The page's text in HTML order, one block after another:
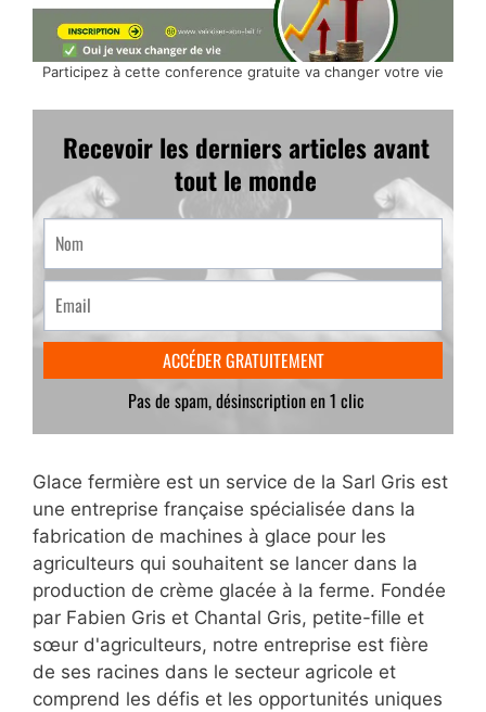
Participez à cette conference gratuite va changer votre vie
Glace fermière est un service de la Sarl Gris est
une entreprise française spécialisée dans la
fabrication de machines à glace pour les
agriculteurs qui souhaitent se lancer dans la
production de crème glacée à la ferme. Fondée
par Fabien Gris et Chantal Gris, petite-fille et
sœur d'agriculteurs, notre entreprise est fière
de ses racines dans le secteur agricole et
comprend les défis et les opportunités uniques